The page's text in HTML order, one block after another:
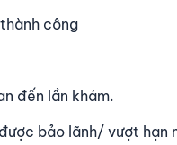
công
đến lần khám.
bảo lãnh/ vượt hạn